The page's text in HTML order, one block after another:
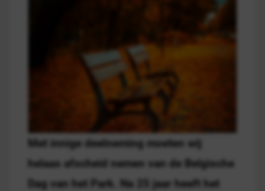
Met innige deelneming moeten wij
helaas afscheid nemen van de Belgische
Dag van het Park. Na 25 jaar heeft het